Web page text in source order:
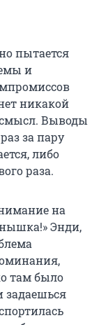
пытается
и
никакой
смысл. Выводы
за пару
либо
раза.
на
Энди,
там было
задаешься